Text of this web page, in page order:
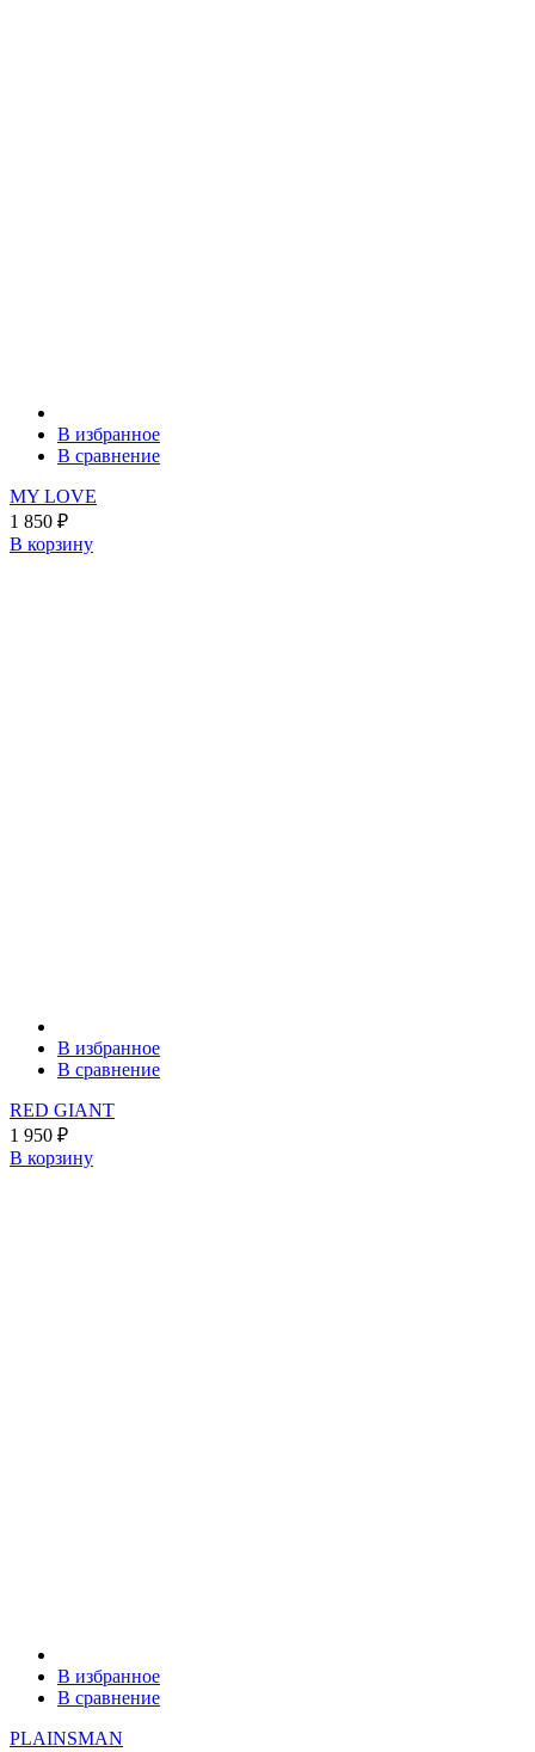
В избранное
В сравнение
MY LOVE
1 850 ₽
В корзину
В избранное
В сравнение
RED GIANT
1 950 ₽
В корзину
В избранное
В сравнение
PLAINSMAN